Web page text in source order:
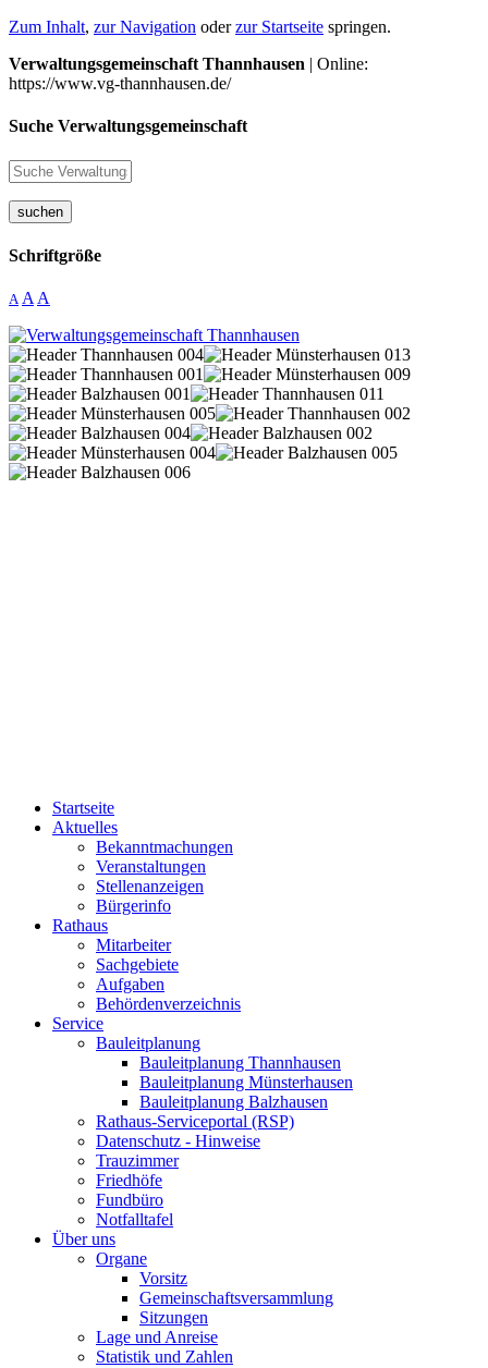
Zum Inhalt, zur Navigation oderzur Startseite springen.
Verwaltungsgemeinschaft Thannhausen | Online:
https://www.vg-thannhausen.de/
Suche Verwaltungsgemeinschaft
suchen
Schriftgröße
A A A
Startseite
Aktuelles
Bekanntmachungen
Veranstaltungen
Stellenanzeigen
Bürgerinfo
Rathaus
Mitarbeiter
Sachgebiete
Aufgaben
Behördenverzeichnis
Service
Bauleitplanung
Bauleitplanung Thannhausen
Bauleitplanung Münsterhausen
Bauleitplanung Balzhausen
Rathaus-Serviceportal (RSP)
Datenschutz - Hinweise
Trauzimmer
Friedhöfe
Fundbüro
Notfalltafel
Über uns
Organe
Vorsitz
Gemeinschaftsversammlung
Sitzungen
Lage und Anreise
Statistik und Zahlen